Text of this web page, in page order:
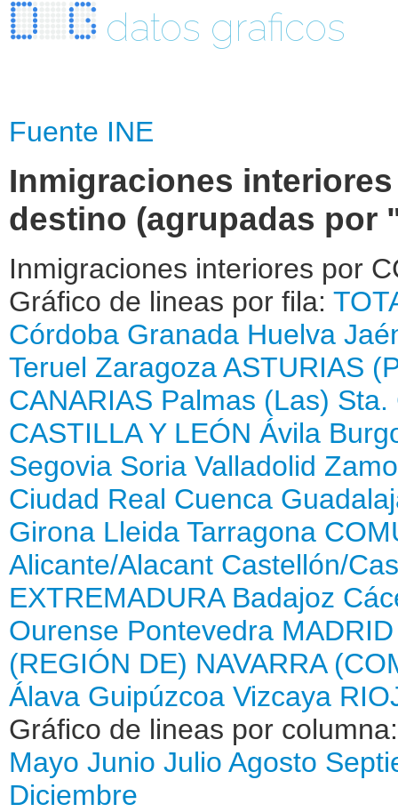
datos graficos
Fuente INE
Inmigraciones
destino (agrupadas por
Inmigraciones interiores por
Gráfico de lineas por fila:
Córdoba Granada Huelva
Teruel ZaragozaASTURIAS
CANARIAS Palmas (Las) Sta.
CASTILLA Y LEÓN Ávila
Segovia Soria Valladolid
Ciudad Real Cuenca
Girona Lleida Tarragona
Alicante/Alacant Castellón/
EXTREMADURA Badajoz
Ourense Pontevedra
(REGIÓN DE) NAVARRA
Álava Guipúzcoa Vizcaya
Gráfico de lineas por
Mayo Junio Julio Agosto
Diciembre